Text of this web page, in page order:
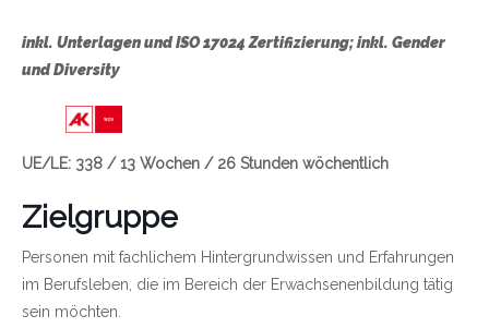
inkl. Unterlagen und ISO 17024 Zertifizierung; inkl. Gender
und Diversity
UE/LE: 338 / 13 Wochen / 26 Stunden wöchentlich
Zielgruppe
Personen mit fachlichem Hintergrundwissen und Erfahrungen
im Berufsleben, die im Bereich der Erwachsenenbildung tätig
sein möchten.